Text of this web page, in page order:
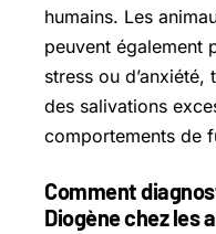
humains. Les
peuvent également
stress ou
des salivations
comportements de
Comment
Diogène chez les